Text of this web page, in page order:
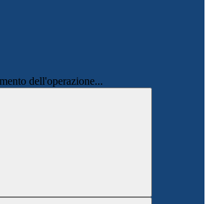
dell'operazione...